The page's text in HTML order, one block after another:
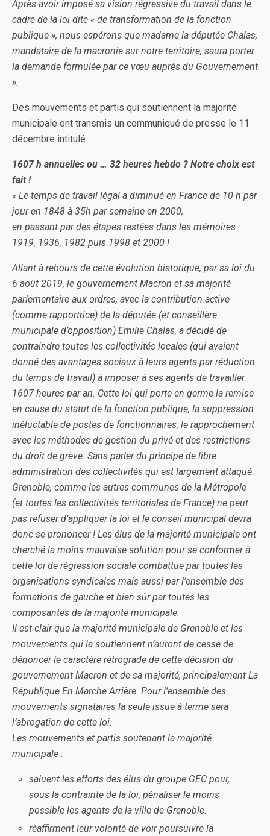
Après avoir imposé sa vision régressive du travail dans le
cadre de la loi dite « de transformation de la fonction
publique », nous espérons que madame la députée Chalas,
mandataire de la macronie sur notre territoire, saura porter
la demande formulée par ce vœu auprès du Gouvernement
».
Des mouvements et partis qui soutiennent la majorité
municipale ont transmis un communiqué de presse le 11
décembre intitulé :
1607 h annuelles ou … 32 heures hebdo ? Notre choix est
fait !
« Le temps de travail légal a diminué en France de 10 h par
jour en 1848 à 35h par semaine en 2000,
en passant par des étapes restées dans les mémoires :
1919, 1936, 1982 puis 1998 et 2000 !
Allant à rebours de cette évolution historique, par sa loi du
6 août 2019, le gouvernement Macron et sa majorité
parlementaire aux ordres, avec la contribution active
(comme rapportrice) de la députée (et conseillère
municipale d’opposition) Emilie Chalas, a décidé de
contraindre toutes les collectivités locales (qui avaient
donné des avantages sociaux à leurs agents par réduction
du temps de travail) à imposer à ses agents de travailler
1607 heures par an. Cette loi qui porte en germe la remise
en cause du statut de la fonction publique, la suppression
inéluctable de postes de fonctionnaires, le rapprochement
avec les méthodes de gestion du privé et des restrictions
du droit de grève. Sans parler du principe de libre
administration des collectivités qui est largement attaqué.
Grenoble, comme les autres communes de la Métropole
(et toutes les collectivités territoriales de France) ne peut
pas refuser d’appliquer la loi et le conseil municipal devra
donc se prononcer ! Les élus de la majorité municipale ont
cherché la moins mauvaise solution pour se conformer à
cette loi de régression sociale combattue par toutes les
organisations syndicales mais aussi par l’ensemble des
formations de gauche et bien sûr par toutes les
composantes de la majorité municipale.
Il est clair que la majorité municipale de Grenoble et les
mouvements qui la soutiennent n’auront de cesse de
dénoncer le caractère rétrograde de cette décision du
gouvernement Macron et de sa majorité, principalement La
République En Marche Arrière. Pour l’ensemble des
mouvements signataires la seule issue à terme sera
l’abrogation de cette loi.
Les mouvements et partis soutenant la majorité
municipale :
saluent les efforts des élus du groupe GEC pour,
sous la contrainte de la loi, pénaliser le moins
possible les agents de la ville de Grenoble.
réaffirment leur volonté de voir poursuivre la